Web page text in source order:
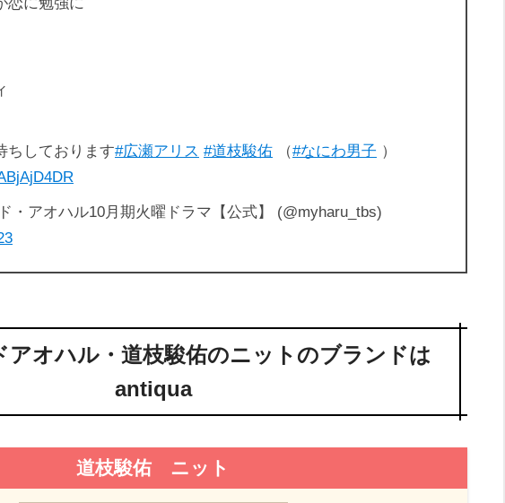
恋に勉強に
ちしております#広瀬アリス #道枝駿佑 （#なにわ男子 ）
・アオハル10月期火曜ドラマ【公式】 (@myharu_tbs)
アオハル・道枝駿佑のニットのブランドは
antiqua
道枝駿佑 ニット